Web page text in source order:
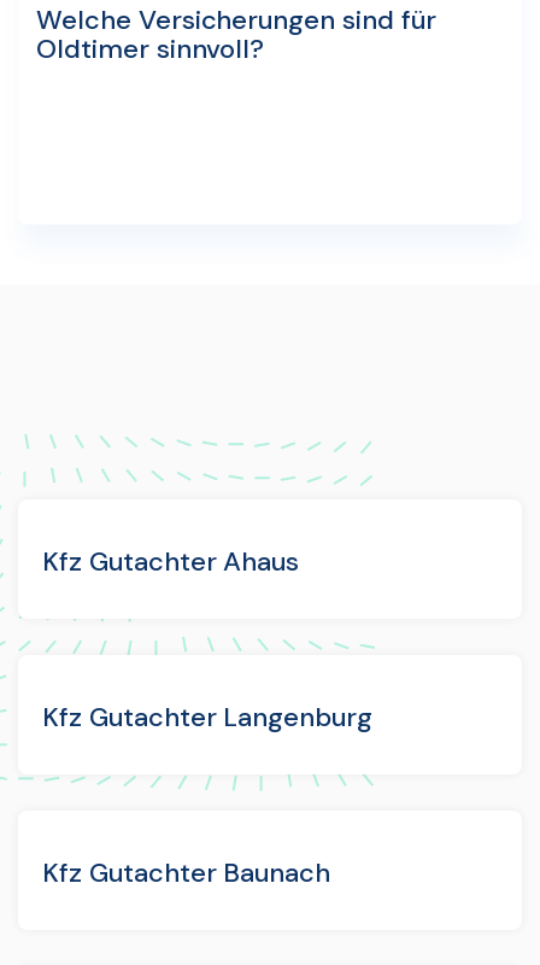
Welche Versicherungen sind für
Oldtimer sinnvoll?
Kfz Gutachter Ahaus
Kfz Gutachter Langenburg
Kfz Gutachter Baunach